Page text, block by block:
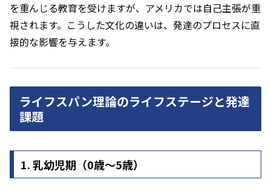
を重んじる教育を受けますが、アメリカでは自己主張が重
視されます。こうした文化の違いは、発達のプロセスに直
接的な影響を与えます。
ライフスパン理論のライフステージと発達
課題
1. 乳幼児期（0歳～5歳）